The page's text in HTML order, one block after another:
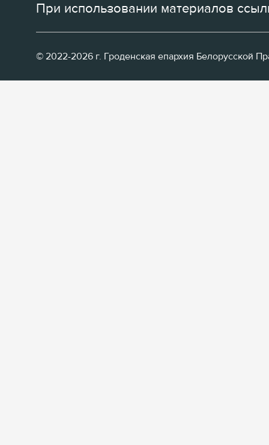
При использовании материалов
© 2022-2026 г. Гроденская епархия Белорусской